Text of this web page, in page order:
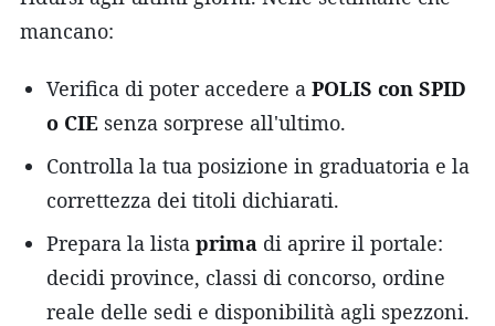
mancano:
Verifica di poter accedere a POLIS con SPID
o CIE senza sorprese all'ultimo.
Controlla la tua posizione in graduatoria e la
correttezza dei titoli dichiarati.
Prepara la lista prima di aprire il portale:
decidi province, classi di concorso, ordine
reale delle sedi e disponibilità agli spezzoni.